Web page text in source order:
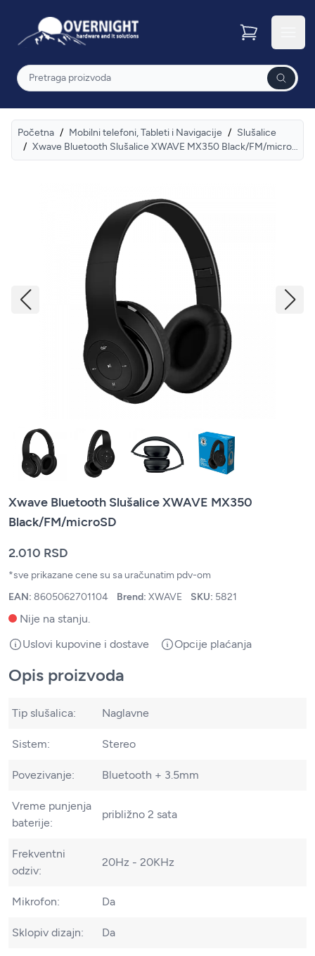
Overnight
Pretraga
Početna / Mobilni telefoni, Tableti i Navigacije / Slušalice
/
Xwave Bluetooth Slušalice XWAVE MX350 Black/FM/microSD
Xwave Bluetooth Slušalice XWAVE MX350
Black/FM/microSD
2.010 RSD
*sve prikazane cene su sa uračunatim pdv-om
EAN: 8605062701104 Brend: XWAVE SKU: 5821
Nije na stanju.
Uslovi kupovine i dostave
Opcije plaćanja
Opis proizvoda
Tip slušalica: Naglavne
Sistem: Stereo
Povezivanje: Bluetooth + 3.5mm
Vreme punjenja
baterije:
približno 2 sata
Frekventni
odziv:
20Hz - 20KHz
Mikrofon: Da
Sklopiv dizajn: Da